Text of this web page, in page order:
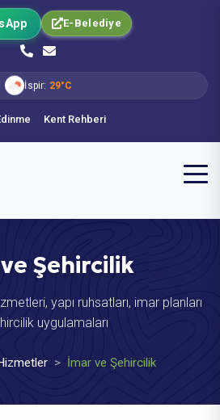
İspir: 29°C
Kent Rehberi
E-Belediye
Şehircilik
yapı ruhsatları, imar planları
uygulamaları
İmar ve Şehircilik